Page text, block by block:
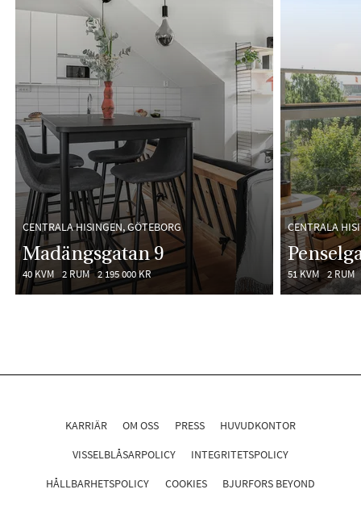
CENTRALA HISINGEN, GÖTEBORG
Madängsgatan 9
40 KVM 2 RUM 2 195 000 KR
CENTRALA
51 KVM 2 RUM
KARRIÄR OM OSS PRESS HUVUDKONTOR
VISSELBLÅSARPOLICY INTEGRITETSPOLICY
HÅLLBARHETSPOLICY COOKIES BJURFORS BEYOND